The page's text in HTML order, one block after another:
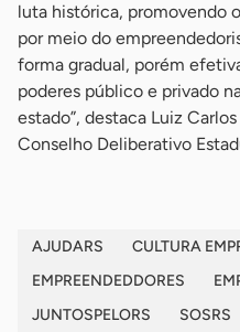
luta histórica, promovendo
por meio do
forma gradual, porém
poderes público e privado
estado”, destaca Luiz
Conselho Deliberativo
AJUDARS
CULTURA
EMPREENDEDDORES
JUNTOSPELORS
SOSRS